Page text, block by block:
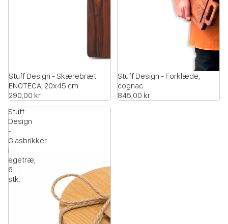
Stuff Design - Skærebræt
ENOTECA, 20x45 cm
290,00 kr
Stuff Design - Forklæde,
cognac
845,00 kr
Stuff
Design
-
Glasbrikker
i
egetræ,
6
stk.